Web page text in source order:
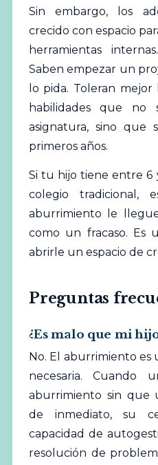
Sin embargo, los
crecido con espacio
herramientas
Saben empezar un
lo pida. Toleran
habilidades que no
asignatura, sino que
primeros años.
Si tu hijo tiene entre 6
colegio tradicional,
aburrimiento le
como un fracaso. Es
abrirle un espacio de
Preguntas
¿Es malo que mi
No. El aburrimiento es
necesaria. Cuando
aburrimiento sin que
de inmediato, su
capacidad de
resolución de